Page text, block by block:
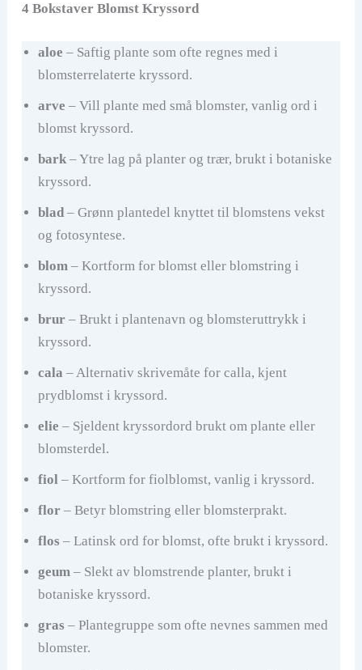
i
o
4 Bokstaver Blomst Kryssord
aloe – Saftig plante som ofte regnes med i
blomsterrelaterte kryssord.
arve – Vill plante med små blomster, vanlig ord i
blomst kryssord.
bark– Ytre lag på planter og trær, brukt i botaniske
kryssord.
blad– Grønn plantedel knyttet til blomstens vekst
og fotosyntese.
blom– Kortform for blomst eller blomstring i
kryssord.
brur – Brukt i plantenavn og blomsteruttrykk i
kryssord.
cala – Alternativ skrivemåte for calla, kjent
prydblomst i kryssord.
elie – Sjeldent kryssordord brukt om plante eller
blomsterdel.
fiol– Kortform for fiolblomst, vanlig i kryssord.
flor – Betyr blomstring eller blomsterprakt.
flos – Latinsk ord for blomst, ofte brukt i kryssord.
geum– Slekt av blomstrende planter, brukt i
botaniske kryssord.
gras – Plantegruppe som ofte nevnes sammen med
blomster.